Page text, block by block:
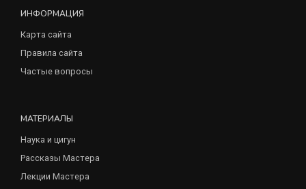
ИНФОРМАЦИЯ
Карта сайта
Правила сайта
Частые вопросы
МАТЕРИАЛЫ
Наука и цигун
Рассказы Мастера
Лекции Мастера